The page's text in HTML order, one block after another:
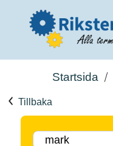
Startsida
Tillbaka